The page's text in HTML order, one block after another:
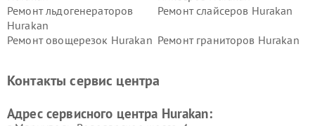
Ремонт льдогенераторов
Hurakan
Ремонт слайсеров Hurakan
Ремонт овощерезок Hurakan Ремонт граниторов Hurakan
Hurakan
Контакты сервис центра
Адрес сервисного центра Hurakan: